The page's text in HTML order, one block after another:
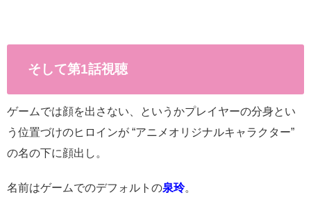
そして第1話視聴
ゲームでは顔を出さない、というかプレイヤーの分身とい
う位置づけのヒロインが “アニメオリジナルキャラクター”
の名の下に顔出し。
名前はゲームでのデフォルトの泉玲。